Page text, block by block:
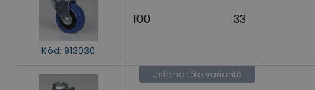
Kód: 913030
100 33
Jste na této variantě